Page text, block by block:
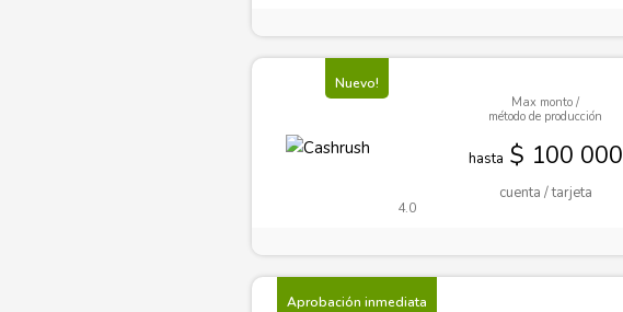
Nuevo!
4.0
Max monto /
método de producción
hasta $ 100 000
cuenta / tarjeta
Aprobación inmediata